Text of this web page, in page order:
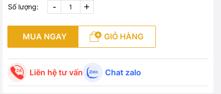
Số lượng: - +
MUA NGAY GIỎ HÀNG
Liên hệ tư vấn Chat zalo